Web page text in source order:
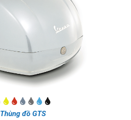
Thùng đồ GTS